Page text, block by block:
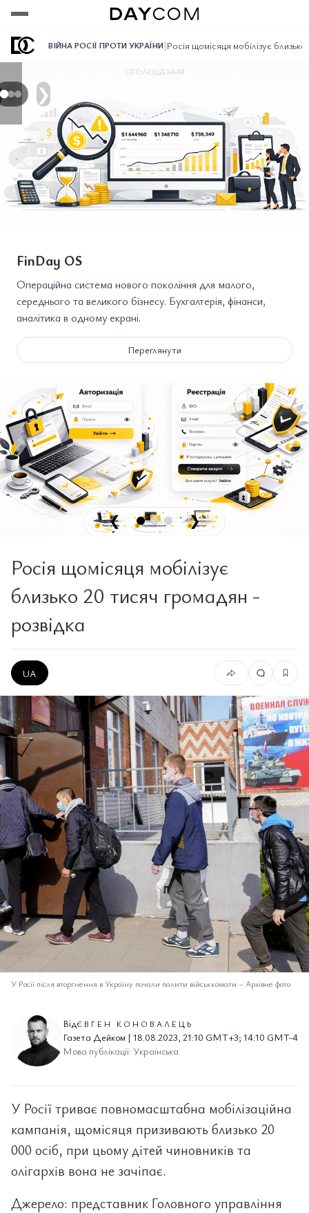
ВІЙНА РОСІЇ ПРОТИ УКРАЇНИ|Росія щомісяця мобілізує
Переглянути
Переглянути
Переглянути
❯
ОГОЛОШЕННЯ
FinDay OS
Операційна система нового покоління для малого,
середнього та великого бізнесу. Бухгалтерія, фінанси,
аналітика в одному екрані.
Переглянути
❮ ❯
Росія щомісяця мобілізує
близько 20 тисяч громадян -
розвідка
UA
У Росії після вторгнення в Україну почали палити військкомати – Архівне фото
ВідЄВГЕН КОНОВАЛЕЦЬ
Газета Дейком | 18.08.2023, 21:10 GMT+3; 14:10 GMT-4
Мова публікації: Українська
У Росії триває повномасштабна мобілізаційна
кампанія, щомісяця призивають близько 20
000 осіб, при цьому дітей чиновників та
олігархів вона не зачіпає.
Джерело: представник Головного управління